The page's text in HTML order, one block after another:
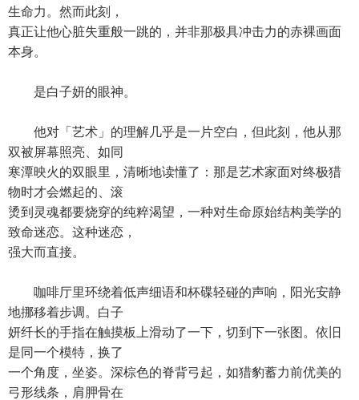
生命力。然而此刻，
真正让他心脏失重般一跳的，并非那极具冲击力的赤裸画面
本身。
是白子妍的眼神。
他对「艺术」的理解几乎是一片空白，但此刻，他从那
双被屏幕照亮、如同
寒潭映火的双眼里，清晰地读懂了：那是艺术家面对终极猎
物时才会燃起的、滚
烫到灵魂都要烧穿的纯粹渴望，一种对生命原始结构美学的
致命迷恋。这种迷恋，
强大而直接。
咖啡厅里环绕着低声细语和杯碟轻碰的声响，阳光安静
地挪移着步调。白子
妍纤长的手指在触摸板上滑动了一下，切到下一张图。依旧
是同一个模特，换了
一个角度，坐姿。深棕色的脊背弓起，如猎豹蓄力前优美的
弓形线条，肩胛骨在